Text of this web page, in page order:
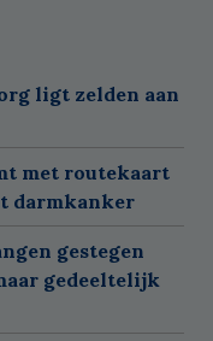
ligt zelden aan
met routekaart
darmkanker
gestegen
gedeeltelijk